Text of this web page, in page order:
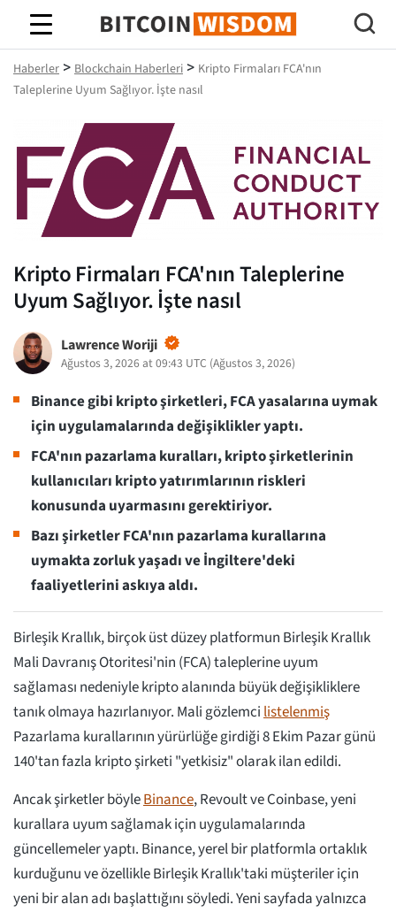
Bitcoin Bilgeliği
Haberler > Blockchain Haberleri > Kripto Firmaları FCA'nın
Taleplerine Uyum Sağlıyor. İşte nasıl
Kripto Firmaları FCA'nın Taleplerine
Uyum Sağlıyor. İşte nasıl
Lawrence Woriji
Ağustos 3, 2026 at 09:43 UTC (Ağustos 3, 2026)
Binance gibi kripto şirketleri, FCA yasalarına uymak
için uygulamalarında değişiklikler yaptı.
FCA'nın pazarlama kuralları, kripto şirketlerinin
kullanıcıları kripto yatırımlarının riskleri
konusunda uyarmasını gerektiriyor.
Bazı şirketler FCA'nın pazarlama kurallarına
uymakta zorluk yaşadı ve İngiltere'deki
faaliyetlerini askıya aldı.
Birleşik Krallık, birçok üst düzey platformun Birleşik Krallık
Mali Davranış Otoritesi'nin (FCA) taleplerine uyum
sağlaması nedeniyle kripto alanında büyük değişikliklere
tanık olmaya hazırlanıyor. Mali gözlemci listelenmiş
Pazarlama kurallarının yürürlüğe girdiği 8 Ekim Pazar günü
140'tan fazla kripto şirketi "yetkisiz" olarak ilan edildi.
Ancak şirketler böyleBinance, Revoult ve Coinbase, yeni
kurallara uyum sağlamak için uygulamalarında
güncellemeler yaptı. Binance, yerel bir platformla ortaklık
kurduğunu ve özellikle Birleşik Krallık'taki müşteriler için
yeni bir alan adı başlattığını söyledi. Yeni sayfada yalnızca